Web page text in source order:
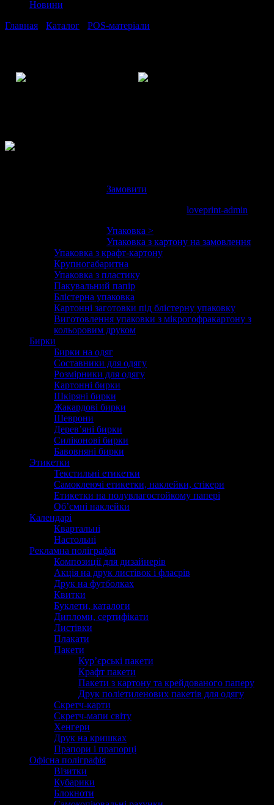
Новини
Главная
Каталог POS-матеріали
Замовити
loveprint-admin
Упаковка >
Упаковка з картону на замовлення
Упаковка з крафт-картону
Крупногабаритна
Упаковка з пластику
Пакувальний папір
Блістерна упаковка
Картонні заготовки під блістерну упаковку
Виготовлення упаковки з мікрогофракартону з
кольоровим друком
Бирки
Бирки на одяг
Составники для одягу
Розмірники для одягу
Картонні бирки
Шкіряні бирки
Жакардові бирки
Шеврони
Дерев’яні бирки
Силіконові бирки
Бавовняні бирки
Этикетки
Текстильні етикетки
Самоклеючі етикетки, наклейки, стікери
Етикетки на полувлагостойкому папері
Об’ємні наклейки
Календарі
Квартальні
Настольні
Рекламна поліграфія
Композиції для дизайнерів
Акція на друк листівок і флаєрів
Друк на футболках
Квитки
Буклети, каталоги
Дипломи, сертифікати
Листівки
Плакати
Пакети
Кур’єрські пакети
Крафт пакети
Пакети з картону та крейдованого паперу
Друк поліетиленових пакетів для одягу
Скретч-карти
Скретч-мапи світу
Хенгери
Друк на кришках
Прапори і прапорці
Офісна поліграфія
Візитки
Кубарики
Блокноти